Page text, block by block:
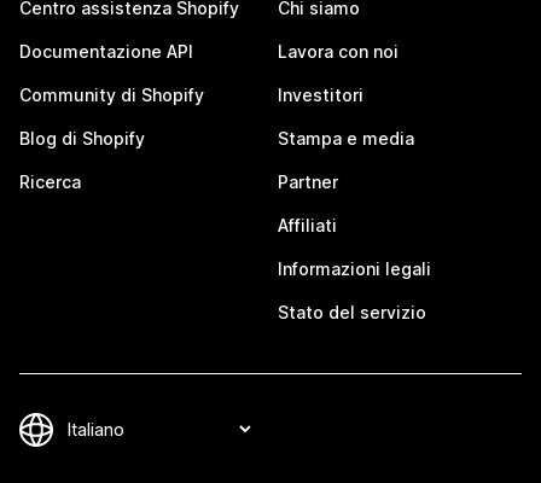
Centro assistenza Shopify
Documentazione API
Community di Shopify
Blog di Shopify
Ricerca
Chi siamo
Lavora con noi
Investitori
Stampa e media
Partner
Affiliati
Informazioni legali
Stato del servizio